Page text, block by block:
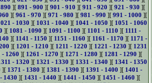
][ 891 - 900 ][ 901 - 910 ][ 911 - 920 ][ 921 - 930 ][
][ 961 - 970 ][ 971 - 980 ][ 981 - 990 ][ 991 - 1000 ][
- 1030 ][ 1031 - 1040 ][ 1041 - 1050 ][ 1051 - 1060
][ 1081 - 1090 ][ 1091 - 1100 ][ 1101 - 1110 ][ 1111 -
][ 1141 - 1150 ][ 1151 - 1160 ][ 1161 - 1170 ][ 1171 -
][ 1201 - 1210 ][ 1211 - 1220 ][ 1221 - 1230 ][ 1231
- 1260 ][ 1261 - 1270 ][ 1271 - 1280 ][ 1281 - 1290 ][
- 1320 ][ 1321 - 1330 ][ 1331 - 1340 ][ 1341 - 1350
][ 1371 - 1380 ][ 1381 - 1390 ][ 1391 - 1400 ][ 1401 -
1430 ][ 1431 - 1440 ][ 1441 - 1450 ][ 1451 - 1460 ][